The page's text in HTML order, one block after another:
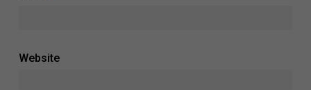
Website